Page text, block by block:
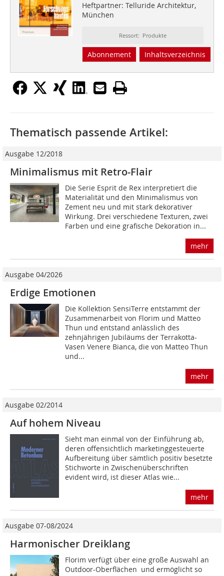
Heftpartner: Telluride Architektur,
München
Ressort: Produkte
Abonnement Inhaltsverzeichnis
Thematisch passende Artikel:
Ausgabe 12/2018
Minimalismus mit Retro-Flair
Die Serie Esprit de Rex interpretiert die
Materialität und den Minimalismus von
Zement neu und mit stark dekorativer
Wirkung. Drei verschiedene Texturen, zwei
Farben und eine grafische Dekoration in...
mehr
Ausgabe 04/2026
Erdige Emotionen
Die Kollektion SensiTerre entstammt der
Zusammenarbeit von Florim und Matteo
Thun und entstand anlässlich des
zehnjährigen Jubiläums der Terrakotta-
Vasen Venere Bianca, die von Matteo Thun
und...
mehr
Ausgabe 02/2014
Auf hohem Niveau
Sieht man einmal von der Einführung ab,
deren offensichtlich marketinggesteuerte
Aufbereitung über sämtlich positiv besetzte
Stichworte in Zwischenüberschriften
evident wird, ist dieser Atlas wie...
mehr
Ausgabe 07-08/2024
Harmonischer Dreiklang
Florim verfügt über eine große Auswahl an
Outdoor-Oberflächen  und ermöglicht so